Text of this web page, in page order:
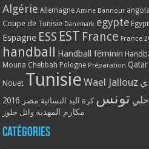
Algérie Allemagne Amine Bannour angola
Coupe de Tunisie Danemark egypte
Espagne ESS EST France France
handball Handball féminin
Mouna Chebbah Pologne Préparation Qatar
Nouet Tunisie Wael Jallouz
تونس كرة اليد النسائية مصر 2016
مكارم المهدية وائل جلوز
Catégories